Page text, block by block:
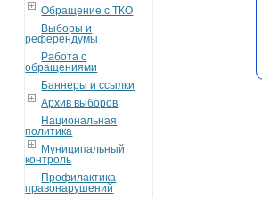
Обращение с ТКО
Выборы и
референдумы
Работа с
обращениями
Баннеры и ссылки
Архив выборов
Национальная
политика
Муниципальный
контроль
Профилактика
правонарушений